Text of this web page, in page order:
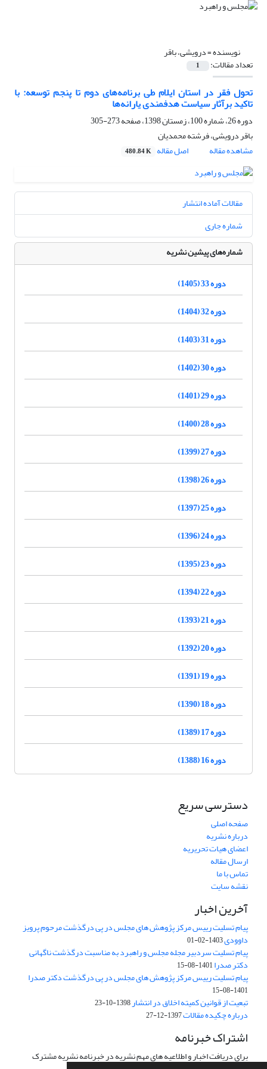
نویسنده =درویشی، باقر
تعداد مقالات: 1
تحول فقر در استان ایلام طی برنامه‌های دوم تا پنجم توسعه: با
تاکید برآثار سیاست هدفمندی یارانه‌ها
دوره 26، شماره 100، زمستان 1398، صفحه
273-305
باقر درویشی، فرشته محمدیان
مشاهده مقاله
اصل مقاله 480.84 K
مقالات آماده انتشار
شماره جاری
شماره‌های پیشین نشریه
دوره 33 (1405)
دوره 32 (1404)
دوره 31 (1403)
دوره 30 (1402)
دوره 29 (1401)
دوره 28 (1400)
دوره 27 (1399)
دوره 26 (1398)
دوره 25 (1397)
دوره 24 (1396)
دوره 23 (1395)
دوره 22 (1394)
دوره 21 (1393)
دوره 20 (1392)
دوره 19 (1391)
دوره 18 (1390)
دوره 17 (1389)
دوره 16 (1388)
دسترسی سریع
صفحه اصلی
درباره نشریه
اعضای هیات تحریریه
ارسال مقاله
تماس با ما
نقشه سایت
آخرین اخبار
پیام تسلیت رییس مرکز پژوهش های مجلس در پی درگذشت مرحوم پرویز
داوودی1403-02-01
پیام تسلیت سردبیر مجله مجلس و راهبرد به مناسبت درگذشت ناگهانی
دکتر صدرا1401-08-15
پیام تسلیت رییس مرکز پژوهش های مجلس در پی درگذشت دکتر صدرا
1401-08-15
تبعیت از قوانین کمیته اخلاق در انتشار1398-10-23
درباره چکیده مقالات1397-12-27
اشتراک خبرنامه
برای دریافت اخبار و اطلاعیه های مهم نشریه در خبرنامه نشریه مشترک